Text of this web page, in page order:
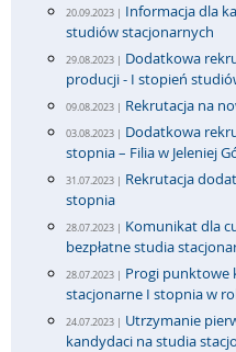
20.09.2023 | Informacja dla
studiów stacjonarnych
29.08.2023 | Dodatkowa
producji - I stopień
09.08.2023 | Rekrutacja na
03.08.2023 | Dodatkowa
stopnia – Filia w Jeleniej
31.07.2023 | Rekrutacja
stopnia
28.07.2023 | Komunikat dla
bezpłatne studia
28.07.2023 | Progi punktowe
stacjonarne I stopnia w
24.07.2023 | Utrzymanie
kandydaci na studia